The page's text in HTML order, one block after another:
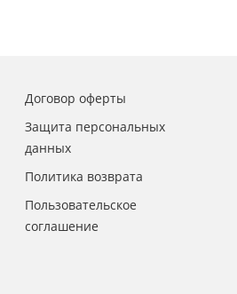
Договор оферты
Защита персональных
данных
Политика возврата
Пользовательское
соглашение